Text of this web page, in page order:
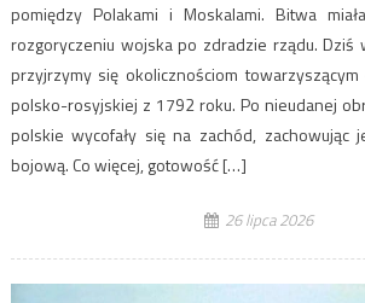
pomiędzy Polakami i Moskalami. Bitwa
rozgoryczeniu wojska po zdradzie rządu. Dziś
przyjrzymy się okolicznościom
polsko-rosyjskiej z 1792 roku. Po nieudanej
polskie wycofały się na zachód, zachowując
bojową. Co więcej, gotowość […]
26 lipca 2026